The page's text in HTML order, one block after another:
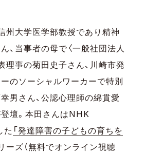
州大学医学部教授であり精神
、当事者の母で〈一般社団法人
理事の菊田史子さん、川崎市発
のソーシャルワーカーで特別
男さん、公認心理師の綿貫愛
壇。本田さんはNHK
た 「発達障害の子どもの育ちを
ーズ（無料でオンライン視聴